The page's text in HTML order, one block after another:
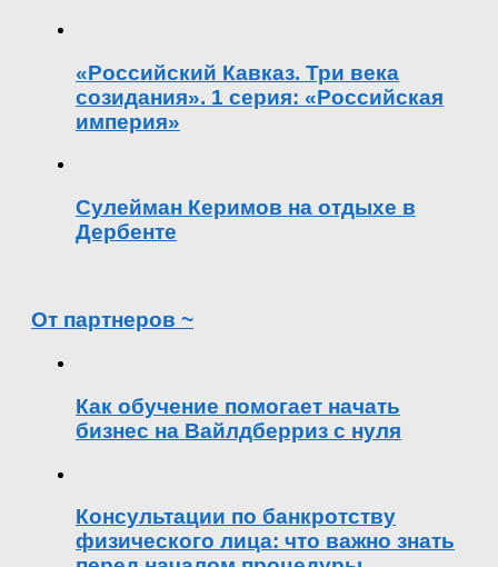
«Российский Кавказ. Три века
созидания». 1 серия: «Российская
империя»
Сулейман Керимов на отдыхе в
Дербенте
От партнеров ~
Как обучение помогает начать
бизнес на Вайлдберриз с нуля
Консультации по банкротству
физического лица: что важно знать